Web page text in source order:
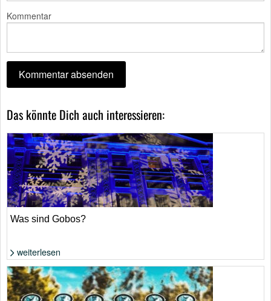
Kommentar
Das könnte Dich auch interessieren:
Foto: Shutterstock von paula french
Was sind Gobos?
weiterlesen